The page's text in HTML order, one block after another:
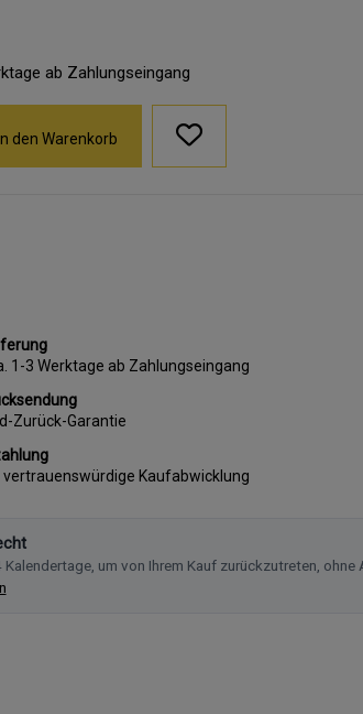
ab Zahlungseingang
In den Warenkorb
1-3 Werktage ab Zahlungseingang
Zurück-Garantie
vertrauenswürdige Kaufabwicklung
Kalendertage, um von Ihrem Kauf zurückzutreten, ohne